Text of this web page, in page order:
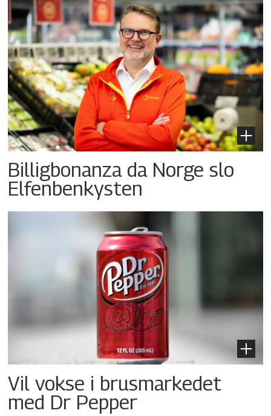
Billigbonanza da Norge slo
Elfenbenkysten
Vil vokse i brusmarkedet
med Dr Pepper